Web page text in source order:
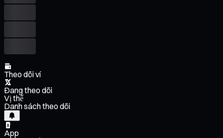
Theo dõi ví
Đang theo dõi
Vị thế
Danh sách theo dõi
App